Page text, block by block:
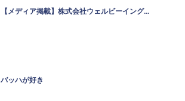
【メディア掲載】株式会社ウェルビーイング...
バッハが好き